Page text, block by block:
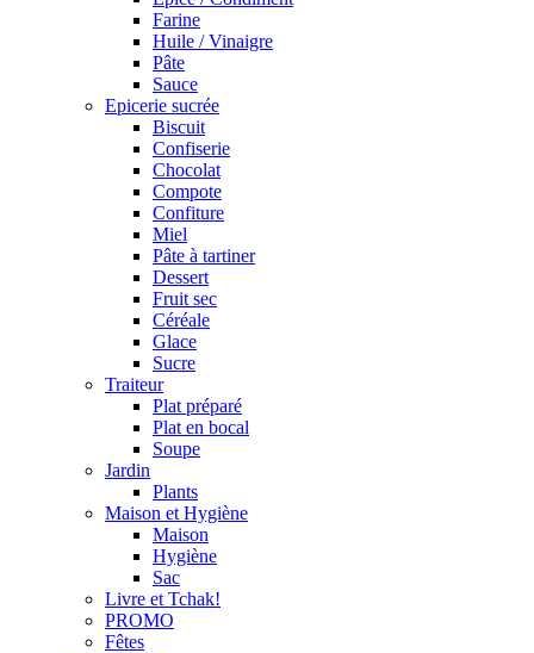
Farine
Huile / Vinaigre
Pâte
Sauce
Epicerie sucrée
Biscuit
Confiserie
Chocolat
Compote
Confiture
Miel
Pâte à tartiner
Dessert
Fruit sec
Céréale
Glace
Sucre
Traiteur
Plat préparé
Plat en bocal
Soupe
Jardin
Plants
Maison et Hygiène
Maison
Hygiène
Sac
Livre et Tchak!
PROMO
Fêtes